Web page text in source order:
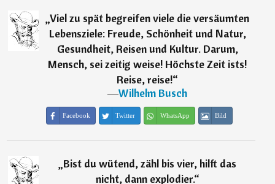
„Viel zu spät begreifen viele die versäumten
Lebensziele: Freude, Schönheit und Natur,
Gesundheit, Reisen und Kultur. Darum,
Mensch, sei zeitig weise! Höchste Zeit ists!
Reise, reise!“
―Wilhelm Busch
Facebook Twitter WhatsApp Bild
„Bist du wütend, zähl bis vier, hilft das
nicht, dann explodier.“